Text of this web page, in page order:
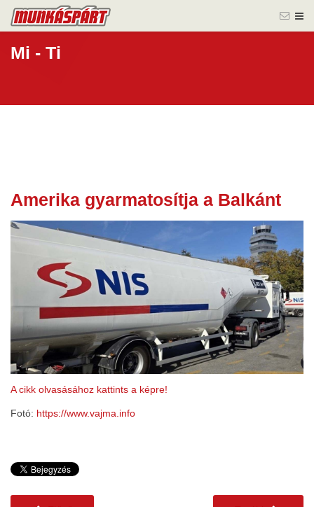
Mi - Ti
2025
Amerika gyarmatosítja a Balkánt
A cikk olvasásához kattints a képre!
Fotó: https://www.vajma.info